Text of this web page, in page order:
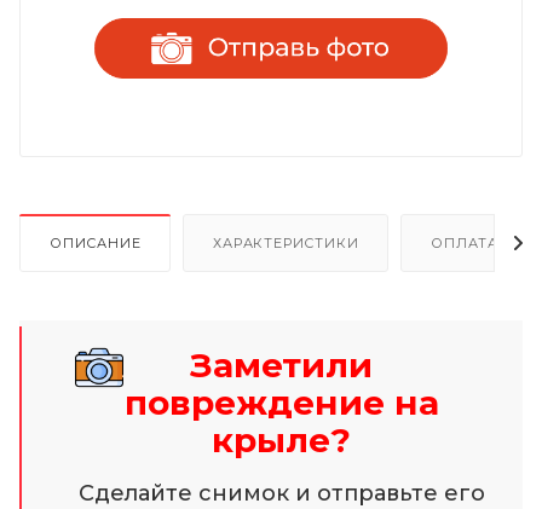
ОПИСАНИЕ ХАРАКТЕРИСТИКИ ОПЛАТА И
Заметили
повреждение на
крыле?
Сделайте снимок и отправьте его